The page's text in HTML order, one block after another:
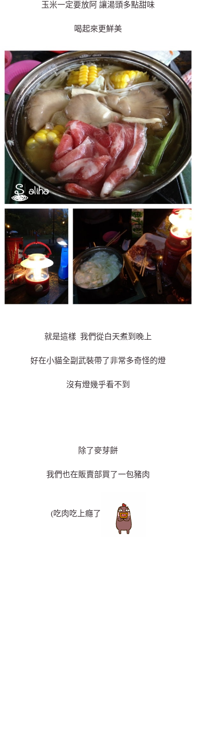
玉米一定要放阿 讓湯頭多點甜味
喝起來更鮮美
就是這樣 我們從白天煮到晚上
好在小貓全副武裝帶了非常多奇怪的燈
沒有燈幾乎看不到
除了麥芽餅
我們也在販賣部買了一包豬肉
(吃肉吃上癮了